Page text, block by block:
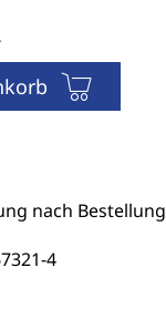
nach Bestellung
4